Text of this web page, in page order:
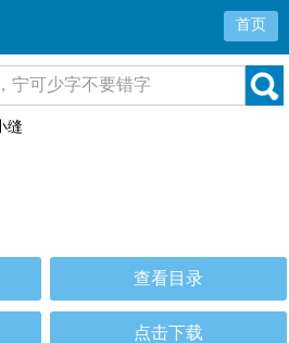
首页
缝
查看目录
点击下载